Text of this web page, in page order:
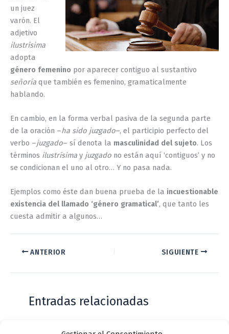
un juez
varón. El
adjetivo
ilustrísima
adopta
género femenino por aparecer contiguo al sustantivo
señoría que también es femenino, gramaticalmente
hablando.
En cambio, en la forma verbal pasiva de la segunda parte
de la oración –ha sido juzgado–, el participio perfecto del
verbo –juzgado– sí denota la masculinidad del sujeto. Los
términos ilustrísima y juzgado no están aquí ‘contiguos’ y no
se condicionan el uno al otro… Y no pasa nada.
Ejemplos como éste dan buena prueba de la incuestionable
existencia del llamado ‘género gramatical’, que tanto les
cuesta admitir a algunos…
ANTERIOR SIGUIENTE
Entradas relacionadas